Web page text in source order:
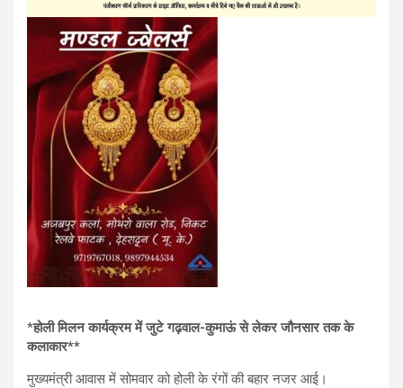
*होली मिलन कार्यक्रम में जुटे गढ़वाल-कुमाऊं से लेकर जौनसार तक के
कलाकार**
मुख्यमंत्री आवास में सोमवार को होली के रंगों की बहार नजर आई।